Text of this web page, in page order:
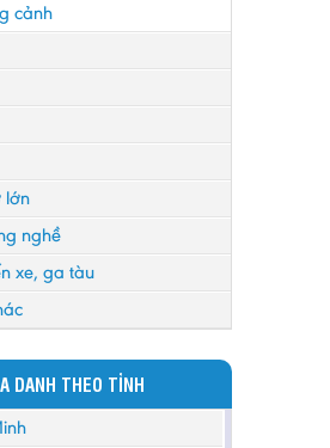
cảnh
lớn
nghề
xe, ga tàu
DANH THEO TỈNH